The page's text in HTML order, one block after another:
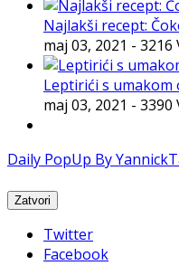
Najlakši recept:
maj 03, 2021 - 3216
Leptirići s umakom
maj 03, 2021 - 3390
Daily PopUp By
Twitter
Facebook